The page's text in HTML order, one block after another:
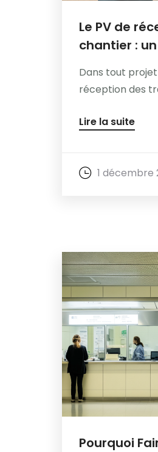
Le PV de
chantier :
Dans tout
réception des
Lire la suite
1 décembre
Pourquoi